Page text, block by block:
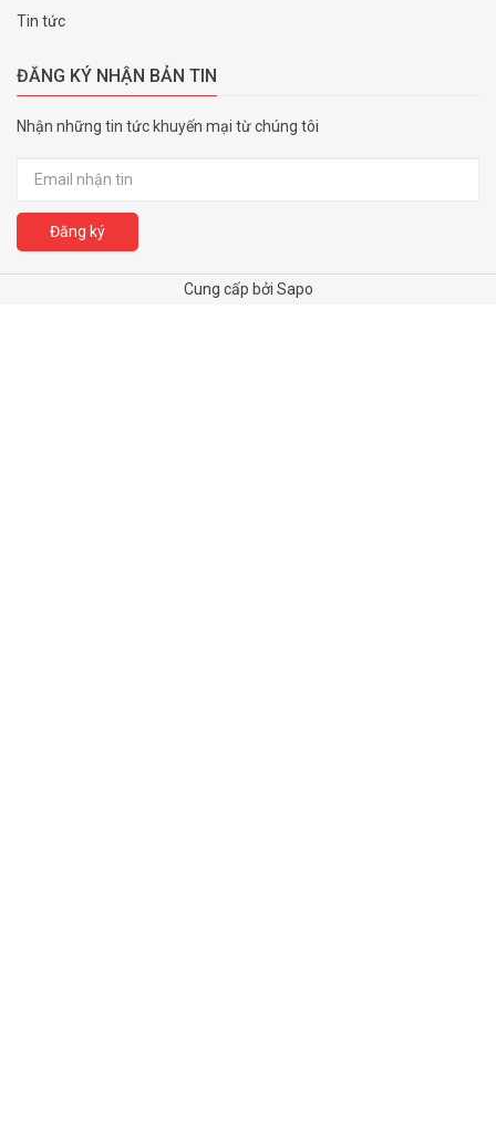
Tin tức
ĐĂNG KÝ NHẬN BẢN TIN
Nhận những tin tức khuyến mại từ chúng tôi
Đăng ký
Cung cấp bởi Sapo